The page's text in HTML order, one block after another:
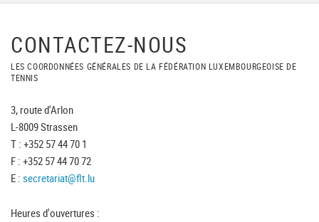
CONTACTEZ-NOUS
LES COORDONNÉES GÉNÉRALES DE LA FÉDÉRATION LUXEMBOURGEOISE DE
TENNIS
3, route d'Arlon
L-8009 Strassen
T : +352 57 44 70 1
F : +352 57 44 70 72
E : secretariat@flt.lu
Heures d'ouvertures :